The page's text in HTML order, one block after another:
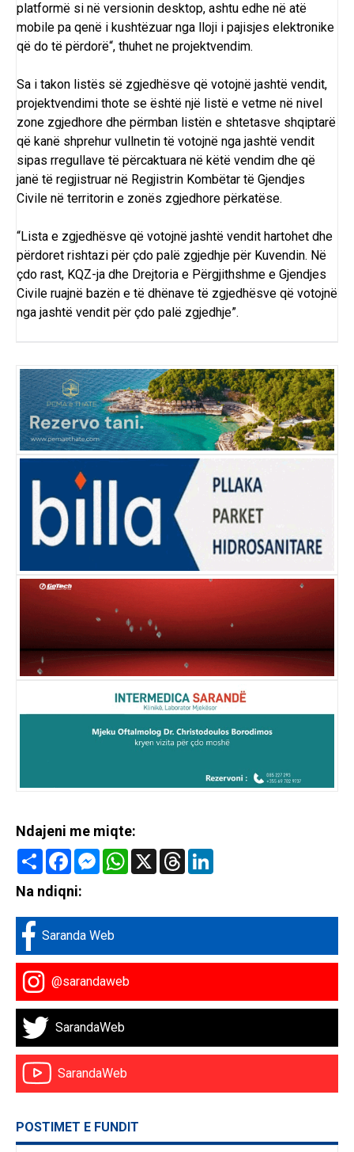
platformë si në versionin desktop, ashtu edhe në atë
mobile pa qenë i kushtëzuar nga lloji i pajisjes elektronike
që do të përdorë“, thuhet ne projektvendim.
Sa i takon listës së zgjedhësve që votojnë jashtë vendit,
projektvendimi thote se është një listë e vetme në nivel
zone zgjedhore dhe përmban listën e shtetasve shqiptarë
që kanë shprehur vullnetin të votojnë nga jashtë vendit
sipas rregullave të përcaktuara në këtë vendim dhe që
janë të regjistruar në Regjistrin Kombëtar të Gjendjes
Civile në territorin e zonës zgjedhore përkatëse.
“Lista e zgjedhësve që votojnë jashtë vendit hartohet dhe
përdoret rishtazi për çdo palë zgjedhje për Kuvendin. Në
çdo rast, KQZ-ja dhe Drejtoria e Përgjithshme e Gjendjes
Civile ruajnë bazën e të dhënave të zgjedhësve që votojnë
nga jashtë vendit për çdo palë zgjedhje”.
Ndajeni me miqte:
Share FacebookMessenger
WhatsApp
X Threads
Na ndiqni:
Saranda Web
@sarandaweb
SarandaWeb
SarandaWeb
POSTIMET E FUNDIT